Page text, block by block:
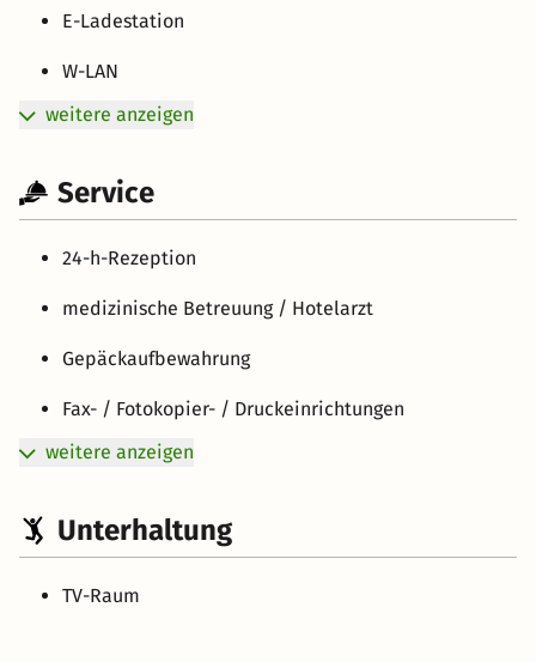
E-Ladestation
W-LAN
weitere anzeigen
Service
24-h-Rezeption
medizinische Betreuung / Hotelarzt
Gepäckaufbewahrung
Fax- / Fotokopier- / Druckeinrichtungen
weitere anzeigen
Unterhaltung
TV-Raum